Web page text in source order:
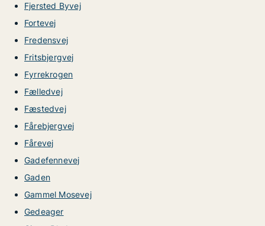
Fjersted Byvej
Fortevej
Fredensvej
Fritsbjergvej
Fyrrekrogen
Fælledvej
Fæstedvej
Fårebjergvej
Fårevej
Gadefennevej
Gaden
Gammel Mosevej
Gedeager